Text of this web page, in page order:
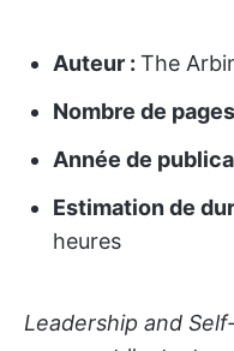
Auteur : The
Nombre de
Année de
Estimation de
heures
Leadership and